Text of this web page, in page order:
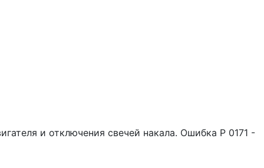
и отключения свечей накала. Ошибка P 0171 -